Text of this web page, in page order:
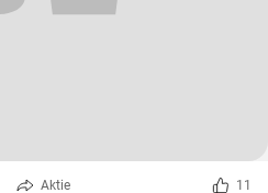
Aktie 11